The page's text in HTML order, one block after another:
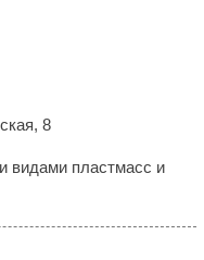
8
видами пластмасс и